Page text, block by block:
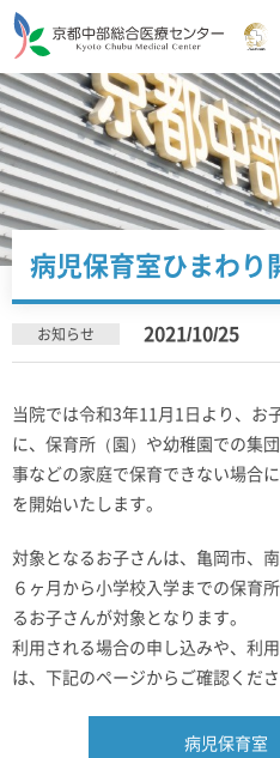
病児保育室ひまわり
お知らせ 2021/10/25
当院では令和3年11月1日より、お
に、保育所（園）や幼稚園での集
事などの家庭で保育できない場合
を開始いたします。
対象となるお子さんは、亀岡市、
６ヶ月から小学校入学までの保育
るお子さんが対象となります。
利用される場合の申し込みや、利
は、下記のページからご確認くださ
病児保育室